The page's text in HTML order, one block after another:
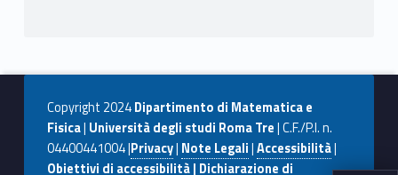
Copyright 2024Dipartimento di Matematica e
Fisica| Università degli studi Roma Tre| C.F./P.I. n.
04400441004 |Privacy| Note Legali|Accessibilità|
Obiettivi di accessibilità | Dichiarazione di